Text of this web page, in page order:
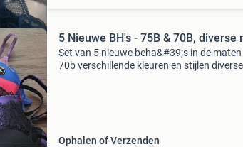
5 Nieuwe BH's - 75B & 70B, diverse
Set van 5 nieuwe beha&#39;s in de maten
70b verschillende kleuren en stijlen
Ophalen of Verzenden